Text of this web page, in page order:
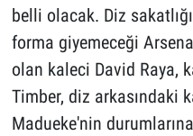
belli olacak. Diz
forma giyemeceği
olan kaleci David Raya,
Timber, diz arkasındaki
Madueke'nin